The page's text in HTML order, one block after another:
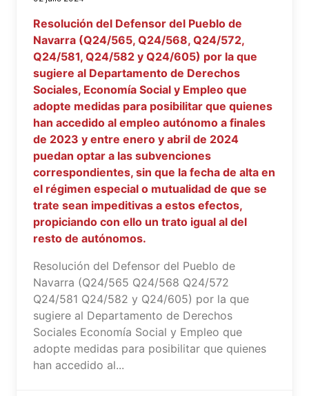
Resolución del Defensor del Pueblo de
Navarra (Q24/565, Q24/568, Q24/572,
Q24/581, Q24/582 y Q24/605) por la que
sugiere al Departamento de Derechos
Sociales, Economía Social y Empleo que
adopte medidas para posibilitar que quienes
han accedido al empleo autónomo a finales
de 2023 y entre enero y abril de 2024
puedan optar a las subvenciones
correspondientes, sin que la fecha de alta en
el régimen especial o mutualidad de que se
trate sean impeditivas a estos efectos,
propiciando con ello un trato igual al del
resto de autónomos.
Resolución del Defensor del Pueblo de
Navarra (Q24/565 Q24/568 Q24/572
Q24/581 Q24/582 y Q24/605) por la que
sugiere al Departamento de Derechos
Sociales Economía Social y Empleo que
adopte medidas para posibilitar que quienes
han accedido al...